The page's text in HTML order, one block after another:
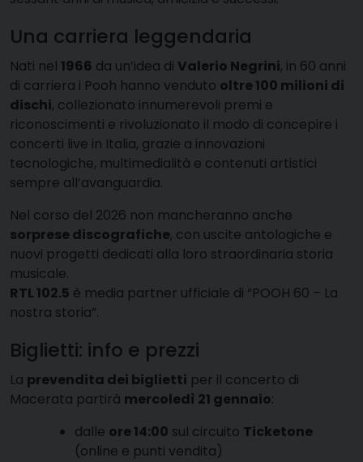
Una carriera leggendaria
Nati nel 1966 da un’idea di Valerio Negrini, in 60 anni
di carriera i Pooh hanno venduto oltre 100 milioni di
dischi, collezionato innumerevoli premi e
riconoscimenti e rivoluzionato il modo di concepire i
concerti live in Italia, grazie a innovazioni
tecnologiche, multimedialità e contenuti artistici
sempre all’avanguardia.
Nel corso del 2026 non mancheranno anche
sorprese discografiche, con uscite antologiche e
nuovi progetti dedicati alla loro straordinaria storia
musicale.
RTL 102.5 è media partner ufficiale di “POOH 60 – La
nostra storia”.
Biglietti: info e prezzi
La prevendita dei biglietti per il concerto di
Macerata partirà mercoledì 21 gennaio:
dalle ore 14:00 sul circuito Ticketone
(online e punti vendita)